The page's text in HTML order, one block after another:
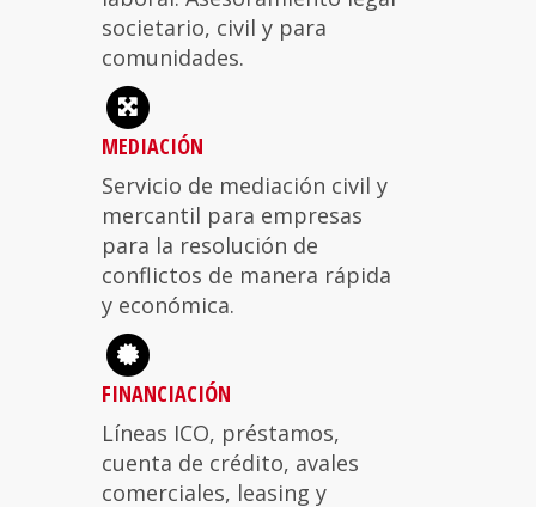
societario, civil y para
comunidades.
MEDIACIÓN
Servicio de mediación civil y
mercantil para empresas
para la resolución de
conflictos de manera rápida
y económica.
FINANCIACIÓN
Líneas ICO, préstamos,
cuenta de crédito, avales
comerciales, leasing y